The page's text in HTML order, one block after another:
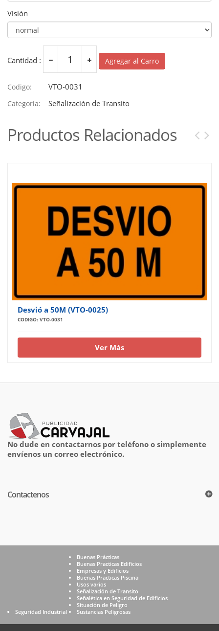
Visión
Cantidad : Agregar al Carro
Codigo: VTO-0031
Categoria: Señalización de Transito
Productos Relacionados
Desvió a 50M (VTO-0025)
CODIGO: VTO-0031
Ver Más
No dude en contactarnos por teléfono o simplemente
envíenos un correo electrónico.
Contactenos
Seguridad Industrial
Buenas Prácticas
Buenas Practicas Edificios
Empresas y Edificios
Buenas Practicas Piscina
Usos varios
Señalización de Transito
Señalética en Seguridad de Edificios
Situación de Peligro
Sustancias Peligrosas